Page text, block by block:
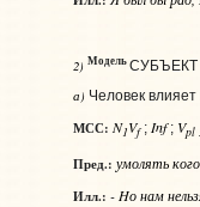
2) МодельСУБЪЕКТ
а) Человек
МСС: N1Vf;Inf;Vpl
Пред.: умолять
Илл.: - Hо нам